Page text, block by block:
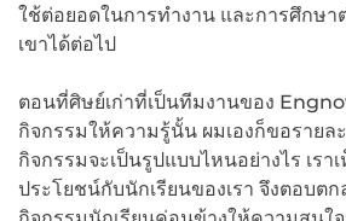
ใช้ต่อยอดในการทำงาน และการศึกษ
เขาได้ต่อไป
ตอนที่ศิษย์เก่าที่เป็นทีมงานของ
กิจกรรมให้ความรู้นั้น ผมเองก็ขอรายล
กิจกรรมจะเป็นรูปแบบไหนอย่างไร เรา
ประโยชน์กับนักเรียนของเรา จึงตอบต